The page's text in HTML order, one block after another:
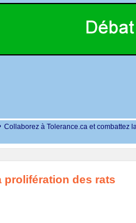
Collaborez à Tolerance.ca et combattez
prolifération des rats